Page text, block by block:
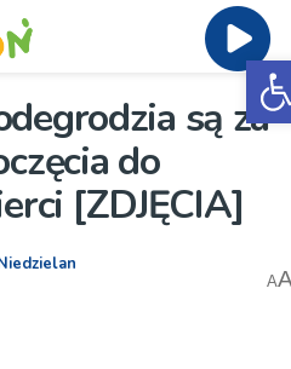
są za
do
[ZDJĘCIA]
A